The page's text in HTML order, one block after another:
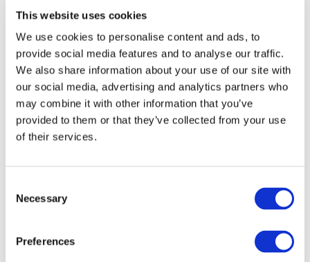
This website uses cookies
We use cookies to personalise content and ads, to
provide social media features and to analyse our traffic.
We also share information about your use of our site with
our social media, advertising and analytics partners who
may combine it with other information that you’ve
provided to them or that they’ve collected from your use
of their services.
Selection
Necessary
Preferences